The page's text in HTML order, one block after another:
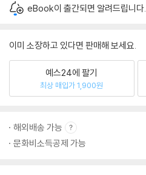
eBook이 출간되면 알려드립니다.
이미 소장하고 있다면 판매해 보세요.
예스24에 팔기
최상 매입가 1,900원
해외배송 가능
문화비소득공제 가능